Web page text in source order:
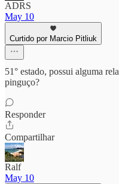
ADRS
May 10
Curtido por Marcio Pitliuk
51° estado, possui alguma
pinguço?
Responder
Compartilhar
Ralf
May 10